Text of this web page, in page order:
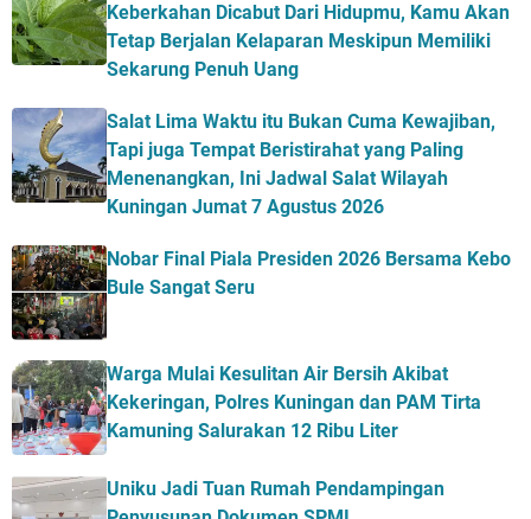
Keberkahan Dicabut Dari Hidupmu, Kamu Akan
Tetap Berjalan Kelaparan Meskipun Memiliki
Sekarung Penuh Uang
Salat Lima Waktu itu Bukan Cuma Kewajiban,
Tapi juga Tempat Beristirahat yang Paling
Menenangkan, Ini Jadwal Salat Wilayah
Kuningan Jumat 7 Agustus 2026
Nobar Final Piala Presiden 2026 Bersama Kebo
Bule Sangat Seru
Warga Mulai Kesulitan Air Bersih Akibat
Kekeringan, Polres Kuningan dan PAM Tirta
Kamuning Salurakan 12 Ribu Liter
Uniku Jadi Tuan Rumah Pendampingan